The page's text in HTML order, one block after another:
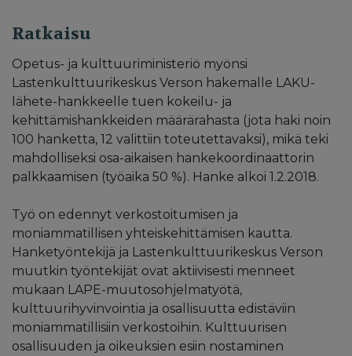
Ratkaisu
Opetus- ja kulttuuriministeriö myönsi
Lastenkulttuurikeskus Verson hakemalle LAKU-
lähete-hankkeelle tuen kokeilu- ja
kehittämishankkeiden määrärahasta (jota haki noin
100 hanketta, 12 valittiin toteutettavaksi), mikä teki
mahdolliseksi osa-aikaisen hankekoordinaattorin
palkkaamisen (työaika 50 %). Hanke alkoi 1.2.2018.
Työ on edennyt verkostoitumisen ja
moniammatillisen yhteiskehittämisen kautta.
Hanketyöntekijä ja Lastenkulttuurikeskus Verson
muutkin työntekijät ovat aktiivisesti menneet
mukaan LAPE-muutosohjelmatyötä,
kulttuurihyvinvointia ja osallisuutta edistäviin
moniammatillisiin verkostoihin. Kulttuurisen
osallisuuden ja oikeuksien esiin nostaminen